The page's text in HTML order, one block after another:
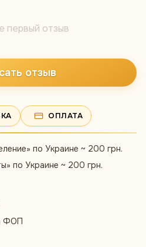
первый отзыв
отзыв
ОПЛАТА
по Украине ~ 200 грн.
по Украине ~ 200 грн.
ФОП